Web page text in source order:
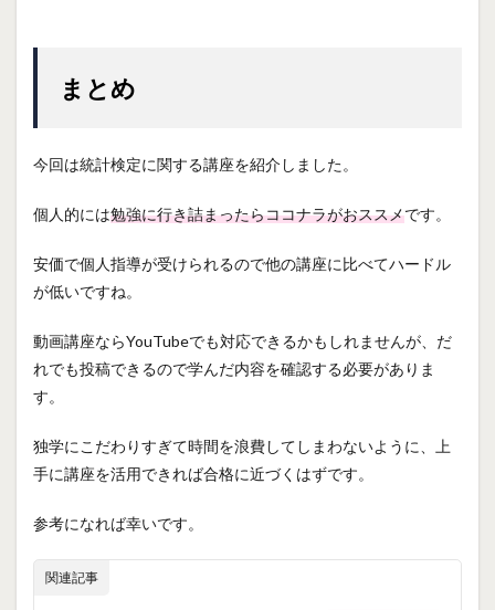
まとめ
今回は統計検定に関する講座を紹介しました。
個人的には勉強に行き詰まったらココナラがおススメです。
安価で個人指導が受けられるので他の講座に比べてハードル
が低いですね。
動画講座ならYouTubeでも対応できるかもしれませんが、だ
れでも投稿できるので学んだ内容を確認する必要がありま
す。
独学にこだわりすぎて時間を浪費してしまわないように、上
手に講座を活用できれば合格に近づくはずです。
参考になれば幸いです。
関連記事